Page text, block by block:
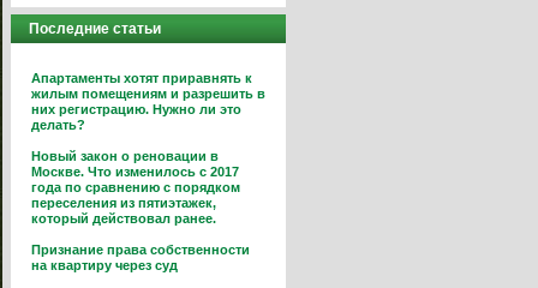
Последние статьи
Апартаменты хотят приравнять к
жилым помещениям и разрешить в
них регистрацию. Нужно ли это
делать?
Новый закон о реновации в
Москве. Что изменилось с 2017
года по сравнению с порядком
переселения из пятиэтажек,
который действовал ранее.
Признание права собственности
на квартиру через суд